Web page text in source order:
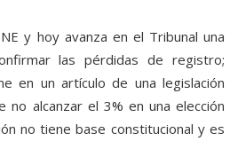
y hoy avanza en el Tribunal una
las pérdidas de registro;
en un artículo de una legislación
no alcanzar el 3% en una elección
no tiene base constitucional y es